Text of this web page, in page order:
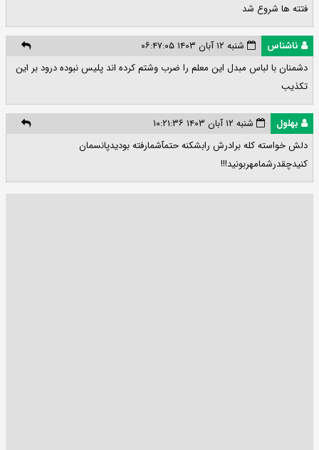
فتته ها شروع شد
ناشناس
شنبه ۱۲ آبان ۱۴۰۳ ۰۶:۴۷:۰۵
دشمنان با لباس مبدل این معلم را ضرب وشتم کرده اند پلیس نبوده درود بر این
تکذیب
بهلول
شنبه ۱۲ آبان ۱۴۰۳ ۱۰:۲۱:۳۶
دلش خواسته کله برادرش رابشکنه حتمآشمارفته بودیدپانسمان
کنیدچقدرشمامهربونید!!!